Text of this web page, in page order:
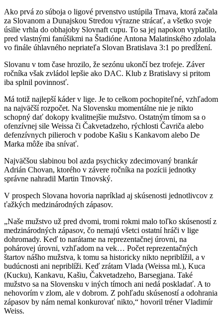
Ako prvá zo súboja o ligové prvenstvo ustúpila Trnava, ktorá začala
za Slovanom a Dunajskou Stredou výrazne strácať, a všetko svoje
úsilie vrhla do obhajoby Slovnaft cupu. To sa jej napokon vyplatilo,
pred vlastnými fanúšikmi na Štadióne Antona Malatinského zdolala
vo finále úhlavného nepriateľa Slovan Bratislava 3:1 po predĺžení.
Slovanu v tom čase hrozilo, že sezónu ukončí bez trofeje. Záver
ročníka však zvládol lepšie ako DAC. Klub z Bratislavy si pritom
iba splnil povinnosť.
Má totiž najlepší káder v lige. Je to celkom pochopiteľné, vzhľadom
na najväčší rozpočet. Na Slovensku momentálne nie je nikto
schopný dať dokopy kvalitnejšie mužstvo. Ostatným tímom sa o
ofenzívnej sile Weissa či Čakvetadzeho, rýchlosti Čavriča alebo
defenzívnych pilieroch v podobe Kašiu s Kankavom alebo De
Marka môže iba snívať.
Najväčšou slabinou bol azda psychicky zdecimovaný brankár
Adrián Chovan, ktorého v závere ročníka na pozícii jednotky
správne nahradil Martin Trnovský.
V prospech Slovana hovoria napríklad aj skúsenosti jednotlivcov z
ťažkých medzinárodných zápasov.
„Naše mužstvo už pred dvomi, tromi rokmi malo toľko skúseností z
medzinárodných zápasov, čo nemajú všetci ostatní hráči v lige
dohromady. Keď to narátame na reprezentačnej úrovni, na
pohárovej úrovni, vzhľadom na vek… Počet reprezentačných
štartov nášho mužstva, k tomu sa historicky nikto nepriblížil, a v
budúcnosti ani nepriblíži. Keď zrátam Vlada (Weissa ml.), Kuca
(Kucku), Kankavu, Kašiu, Čakvetadzeho, Barsegjana. Také
mužstvo sa na Slovensku v iných tímoch ani nedá poskladať. A to
nehovorím v zlom, ale v dobrom. Z pohľadu skúseností a odohrania
zápasov by nám nemal konkurovať nikto,“ hovoril tréner Vladimír
Weiss.